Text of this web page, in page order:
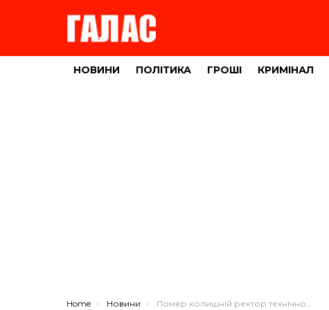
НОВИНИ ПОЛІТИКА ГРОШІ КРИМІНАЛ
You are here:
Home Новини Помер колишній ректор технічного університету Олег Шаблій